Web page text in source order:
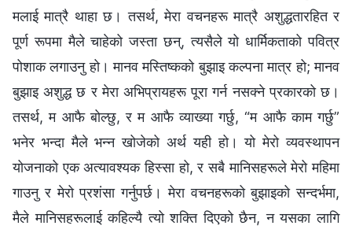
मलाई मात्रै थाहा छ। तसर्थ, मेरा वचनहरू मात्रै अशुद्धतारहित र
पूर्ण रूपमा मैले चाहेको जस्ता छन्, त्यसैले यो धार्मिकताको पवित्र
पोशाक लगाउनु हो। मानव मस्तिष्कको बुझाइ कल्पना मात्र हो; मानव
बुझाइ अशुद्ध छ र मेरा अभिप्रायहरू पूरा गर्न नसक्ने प्रकारको छ।
तसर्थ, म आफै बोल्छु, र म आफै व्याख्या गर्छु, “म आफै काम गर्छु”
भनेर भन्दा मैले भन्न खोजेको अर्थ यही हो। यो मेरो व्यवस्थापन
योजनाको एक अत्यावश्यक हिस्सा हो, र सबै मानिसहरूले मेरो महिमा
गाउनु र मेरो प्रशंसा गर्नुपर्छ। मेरा वचनहरूको बुझाइको सन्दर्भमा,
मैले मानिसहरूलाई कहिल्यै त्यो शक्ति दिएको छैन, न यसका लागि